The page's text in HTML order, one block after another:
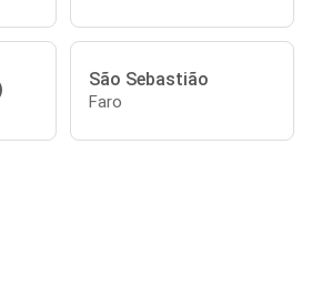
São Sebastião
Faro